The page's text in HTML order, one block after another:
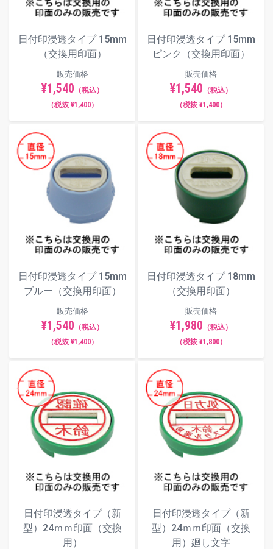
日付印浸透タイプ 15mm
（交換用印面）
販売価格
¥1,540 （税込）
（税抜 ¥1,400）
日付印浸透タイプ 15mm
ピンク（交換用印面）
販売価格
¥1,540 （税込）
（税抜 ¥1,400）
日付印浸透タイプ 15mm
ブルー（交換用印面）
販売価格
¥1,540 （税込）
（税抜 ¥1,400）
日付印浸透タイプ 18mm
（交換用印面）
販売価格
¥1,980 （税込）
（税抜 ¥1,800）
日付印浸透タイプ（新
型）24ｍｍ印面（交換
用）
日付印浸透タイプ（新
型）24ｍｍ印面（交換
用）廻し文字